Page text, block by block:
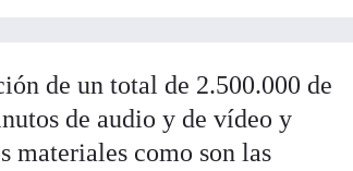
de un total de 2.500.000 de
de audio y de vídeo y
materiales como son las